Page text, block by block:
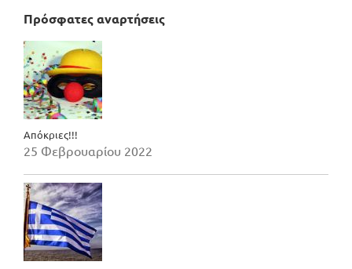
Πρόσφατες αναρτήσεις
Απόκριες!!!
25 Φεβρουαρίου 2022